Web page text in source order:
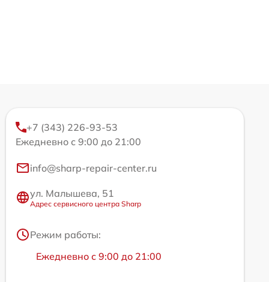
+7 (343) 226-93-53
Ежедневно с 9:00 до 21:00
info@sharp-repair-center.ru
ул. Малышева, 51
Адрес сервисного центра Sharp
Режим работы:
Ежедневно с 9:00 до 21:00